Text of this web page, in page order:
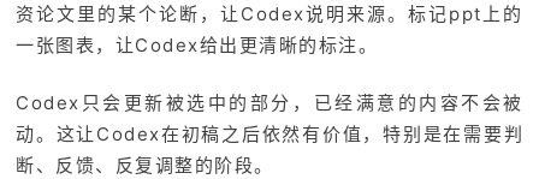
资论文里的某个论断，让Codex说明来源。标记ppt上的
一张图表，让Codex给出更清晰的标注。
Codex只会更新被选中的部分，已经满意的内容不会被
动。这让Codex在初稿之后依然有价值，特别是在需要判
断、反馈、反复调整的阶段。